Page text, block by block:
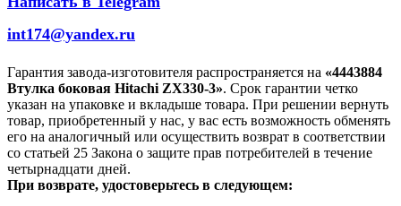
int174@yandex.ru
Гарантия завода-изготовителя распространяется на «4443884
Втулка боковая Hitachi ZX330-3». Срок гарантии четко
указан на упаковке и вкладыше товара. При решении вернуть
товар, приобретенный у нас, у вас есть возможность обменять
его на аналогичный или осуществить возврат в соответствии
со статьей 25 Закона о защите прав потребителей в течение
четырнадцати дней.
При возврате, удостоверьтесь в следующем: